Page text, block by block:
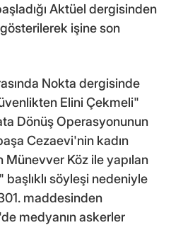
Aktüel dergisinden
işine son
Nokta dergisinde
Elini Çekmeli"
Dönüş Operasyonunun
Cezaevi'nin kadın
Köz ile yapılan
söyleşi nedeniyle
maddesinden
medyanın askerler